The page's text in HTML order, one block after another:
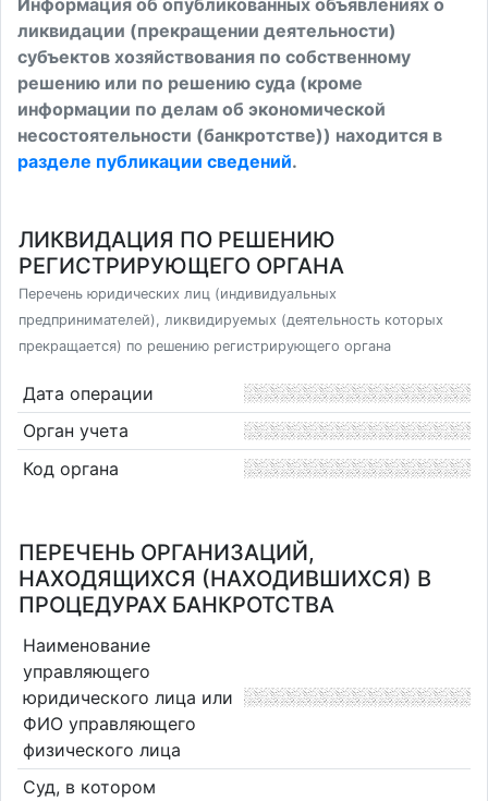
Информация об опубликованных объявлениях о
ликвидации (прекращении деятельности)
субъектов хозяйствования по собственному
решению или по решению суда (кроме
информации по делам об экономической
несостоятельности (банкротстве)) находится в
разделе публикации сведений.
ЛИКВИДАЦИЯ ПО РЕШЕНИЮ
РЕГИСТРИРУЮЩЕГО ОРГАНА
Перечень юридических лиц (индивидуальных
предпринимателей), ликвидируемых (деятельность которых
прекращается) по решению регистрирующего органа
Дата операции
Орган учета
Код органа
ПЕРЕЧЕНЬ ОРГАНИЗАЦИЙ,
НАХОДЯЩИХСЯ (НАХОДИВШИХСЯ) В
ПРОЦЕДУРАХ БАНКРОТСТВА
Наименование
управляющего
юридического лица или
ФИО управляющего
физического лица
Суд, в котором